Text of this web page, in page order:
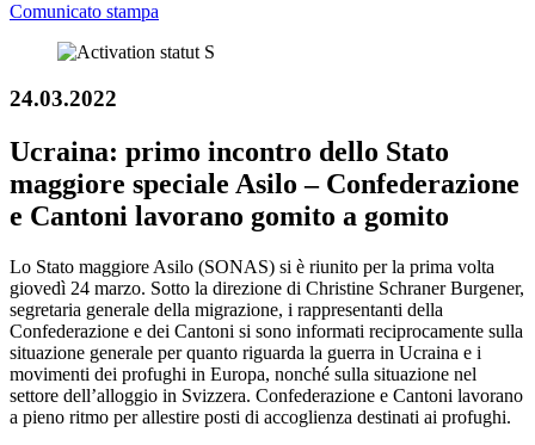
Comunicato stampa
24.03.2022
Ucraina: primo incontro dello Stato
maggiore speciale Asilo – Confederazione
e Cantoni lavorano gomito a gomito
Lo Stato maggiore Asilo (SONAS) si è riunito per la prima volta
giovedì 24 marzo. Sotto la direzione di Christine Schraner Burgener,
segretaria generale della migrazione, i rappresentanti della
Confederazione e dei Cantoni si sono informati reciprocamente sulla
situazione generale per quanto riguarda la guerra in Ucraina e i
movimenti dei profughi in Europa, nonché sulla situazione nel
settore dell’alloggio in Svizzera. Confederazione e Cantoni lavorano
a pieno ritmo per allestire posti di accoglienza destinati ai profughi.